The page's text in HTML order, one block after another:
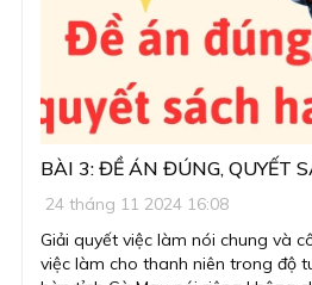
BÀI 3: ĐỀ ÁN ĐÚNG, QUYẾT
24 tháng 11 2024 16:08
Giải quyết việc làm nói chung và
việc làm cho thanh niên trong độ